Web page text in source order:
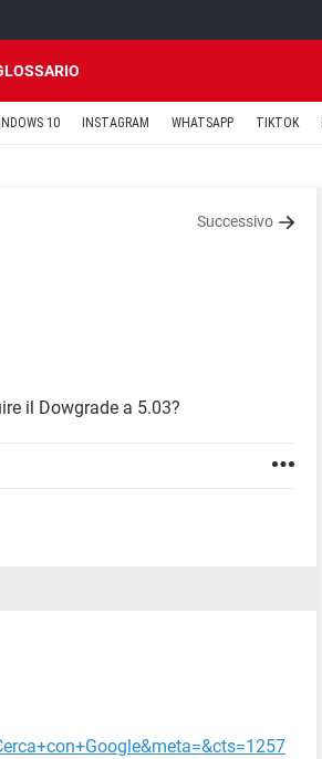
10 INSTAGRAM WHATSAPP TIKTOK
Successivo
il Dowgrade a 5.03?